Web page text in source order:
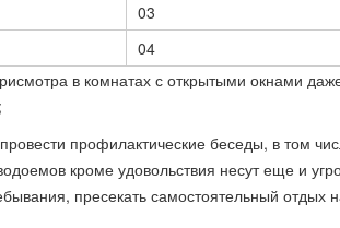
03
04
в комнатах с открытыми окнами
профилактические беседы, в том
кроме удовольствия несут еще и
пресекать самостоятельный отдых